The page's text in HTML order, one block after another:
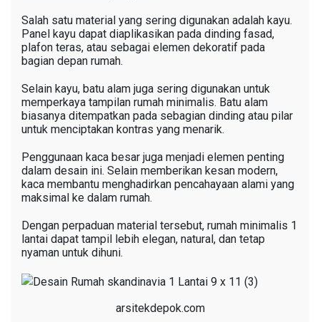
Salah satu material yang sering digunakan adalah kayu.
Panel kayu dapat diaplikasikan pada dinding fasad,
plafon teras, atau sebagai elemen dekoratif pada
bagian depan rumah.
Selain kayu, batu alam juga sering digunakan untuk
memperkaya tampilan rumah minimalis. Batu alam
biasanya ditempatkan pada sebagian dinding atau pilar
untuk menciptakan kontras yang menarik.
Penggunaan kaca besar juga menjadi elemen penting
dalam desain ini. Selain memberikan kesan modern,
kaca membantu menghadirkan pencahayaan alami yang
maksimal ke dalam rumah.
Dengan perpaduan material tersebut, rumah minimalis 1
lantai dapat tampil lebih elegan, natural, dan tetap
nyaman untuk dihuni.
arsitekdepok.com